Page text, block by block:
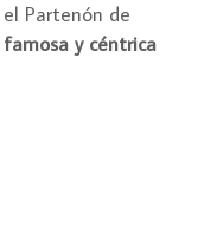
Partenón de
y céntrica